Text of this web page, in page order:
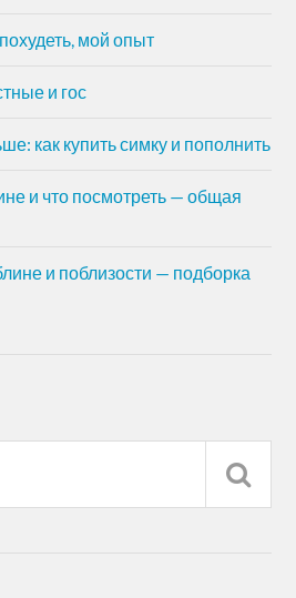
мой опыт
и гос
как купить симку и пополнить
и что посмотреть — общая
и поблизости — подборка